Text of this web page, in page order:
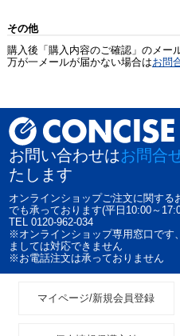
その他
購入後「購入内容のご確認」のメー
万が一メールが届かない場合はお問
お問い合わせはお問合
たします
オンラインショップご注文に関す
でも承っております(平日10:00～
TEL 0120-962-034
※オンラインショップ専用窓口です
ましては対応できません
※お電話注文は承っておりません
マイページ/新規会員登録